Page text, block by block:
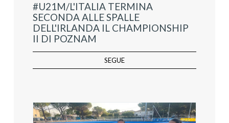
#U21M/L'ITALIA TERMINA
SECONDA ALLE SPALLE
DELL'IRLANDA IL CHAMPIONSHIP
II DI POZNAM
SEGUE